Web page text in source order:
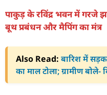
पाकुड़ के रविंद्र भवन में गरजे
बूथ प्रबंधन और मैपिंग का मंत्र
Also Read: बारिश में
का माल टोला; ग्रामीण